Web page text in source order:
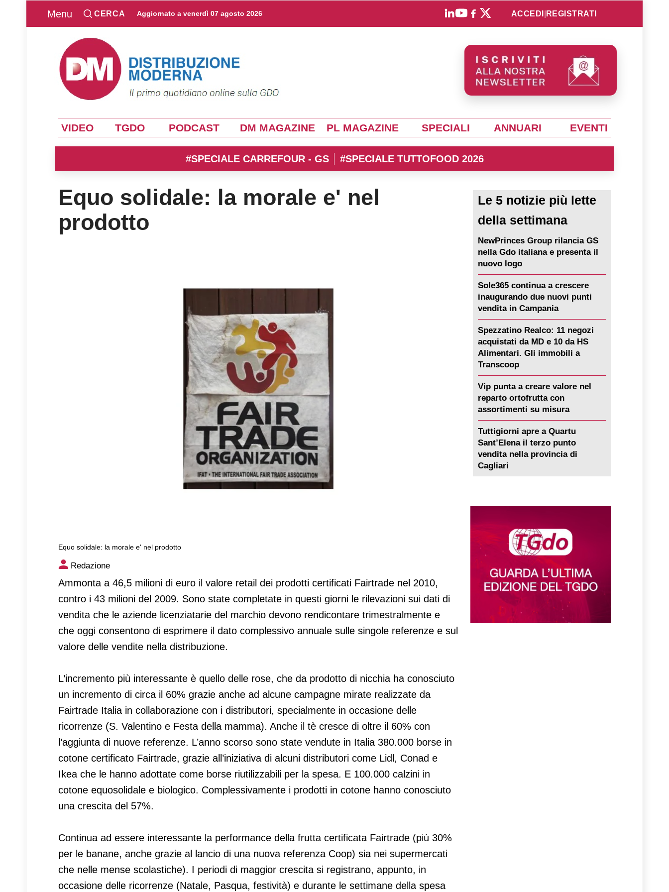
Menu CERCA Aggiornato a venerdì 07 agosto 2026 ACCEDI REGISTRATI
VIDEO TGDO PODCAST DM MAGAZINE PL MAGAZINE SPECIALI ANNUARI EVENTI
#SPECIALE CARREFOUR - GS #SPECIALE TUTTOFOOD 2026
Equo solidale: la morale e' nel
prodotto
Equo solidale: la morale e' nel prodotto
Equo solidale: la morale e' nel prodotto
Redazione
Ammonta a 46,5 milioni di euro il valore retail dei prodotti certificati Fairtrade nel 2010,
contro i 43 milioni del 2009. Sono state completate in questi giorni le rilevazioni sui dati di
vendita che le aziende licenziatarie del marchio devono rendicontare trimestralmente e
che oggi consentono di esprimere il dato complessivo annuale sulle singole referenze e sul
valore delle vendite nella distribuzione.
L’incremento più interessante è quello delle rose, che da prodotto di nicchia ha conosciuto
un incremento di circa il 60% grazie anche ad alcune campagne mirate realizzate da
Fairtrade Italia in collaborazione con i distributori, specialmente in occasione delle
ricorrenze (S. Valentino e Festa della mamma). Anche il tè cresce di oltre il 60% con
l’aggiunta di nuove referenze. L’anno scorso sono state vendute in Italia 380.000 borse in
cotone certificato Fairtrade, grazie all’iniziativa di alcuni distributori come Lidl, Conad e
Ikea che le hanno adottate come borse riutilizzabili per la spesa. E 100.000 calzini in
cotone equosolidale e biologico. Complessivamente i prodotti in cotone hanno conosciuto
una crescita del 57%.
Continua ad essere interessante la performance della frutta certificata Fairtrade (più 30%
per le banane, anche grazie al lancio di una nuova referenza Coop) sia nei supermercati
che nelle mense scolastiche). I periodi di maggior crescita si registrano, appunto, in
occasione delle ricorrenze (Natale, Pasqua, festività) e durante le settimane della spesa
Le 5 notizie più lette
della settimana
NewPrinces Group rilancia GS
nella Gdo italiana e presenta il
nuovo logo
Sole365 continua a crescere
inaugurando due nuovi punti
vendita in Campania
Spezzatino Realco: 11 negozi
acquistati da MD e 10 da HS
Alimentari. Gli immobili a
Transcoop
Vip punta a creare valore nel
reparto ortofrutta con
assortimenti su misura
Tuttigiorni apre a Quartu
Sant’Elena il terzo punto
vendita nella provincia di
Cagliari